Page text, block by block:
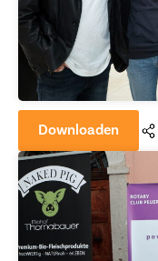
Downloaden